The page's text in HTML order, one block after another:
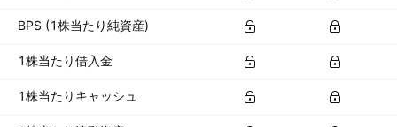
BPS (1株当たり純資産)
1株当たり借入金
1株当たりキャッシュ